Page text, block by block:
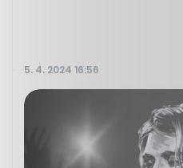
5. 4. 2024 16:56